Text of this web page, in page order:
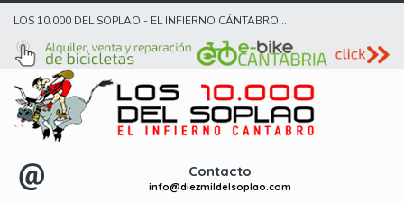
LOS 10.000 DEL SOPLAO - EL INFIERNO CÁNTABRO...
Contacto
info@diezmildelsoplao.com